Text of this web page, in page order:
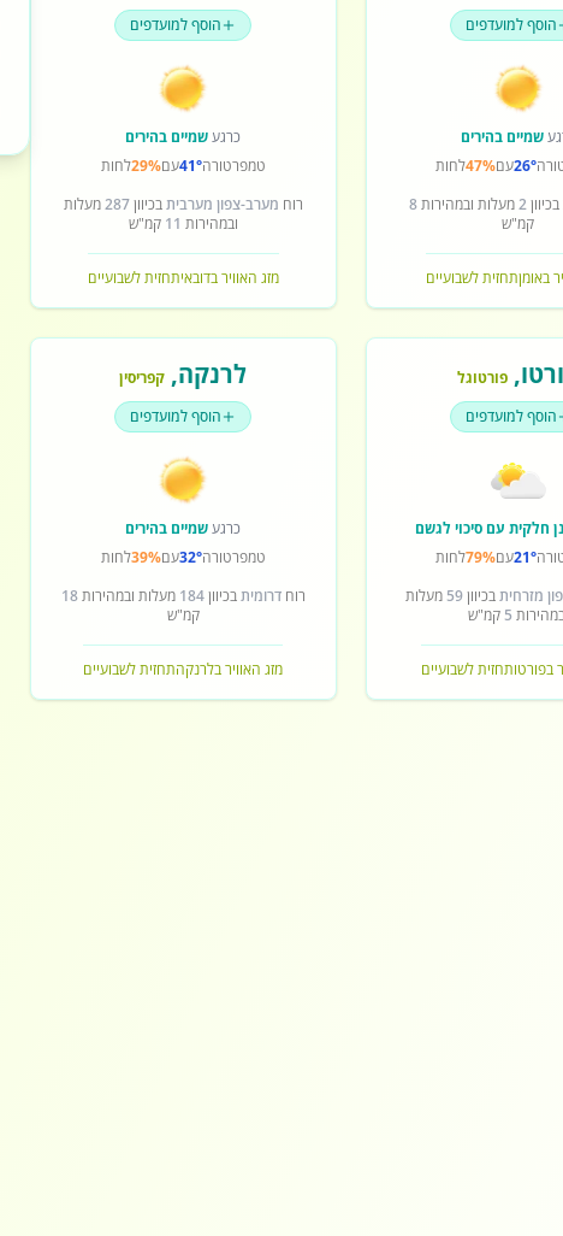
הוסף למועדפים
שמיים בהירים
26°עם47%לחות
בכיוון2מעלות ובמהירות8
קמ"ש
באומןתחזית לשבועיים
הוסף למועדפים
כרגעשמיים בהירים
טמפרטורה41°עם29%לחות
רוח מערב-צפון מערביתבכיוון287מעלות
ובמהירות 11 קמ"ש
מזג האוויר בדובאיתחזית לשבועיים
, פורטוגל
הוסף למועדפים
חלקית עם סיכוי לגשם
21°עם79%לחות
מזרחיתבכיוון59 מעלות
5 קמ"ש
בפורטותחזית לשבועיים
לרנקה, קפריסין
הוסף למועדפים
כרגעשמיים בהירים
טמפרטורה32°עם39%לחות
רוחדרומיתבכיוון184 מעלות ובמהירות18
קמ"ש
מזג האוויר בלרנקהתחזית לשבועיים